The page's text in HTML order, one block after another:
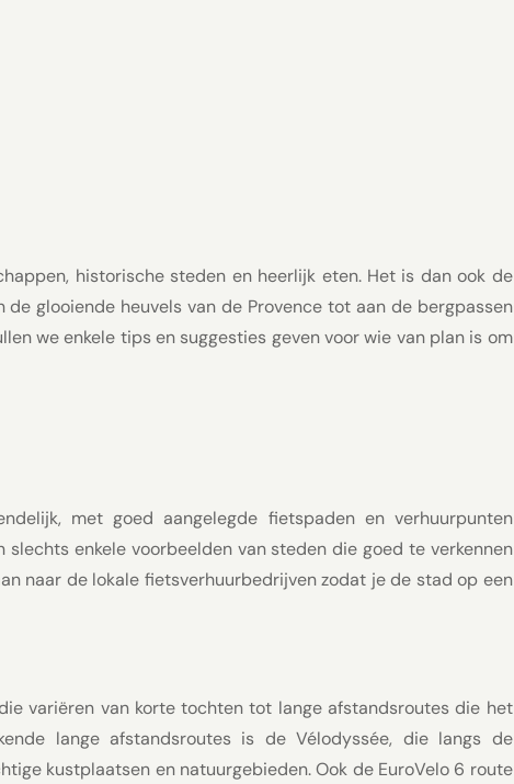
historische steden en heerlijk eten. Het is dan ook de
glooiende heuvels van de Provence tot aan de bergpassen
we enkele tips en suggesties geven voor wie van plan is om
met goed aangelegde fietspaden en verhuurpunten
slechts enkele voorbeelden van steden die goed te verkennen
naar de lokale fietsverhuurbedrijven zodat je de stad op een
variëren van korte tochten tot lange afstandsroutes die het
lange afstandsroutes is de Vélodyssée, die langs de
kustplaatsen en natuurgebieden. Ook de EuroVelo 6 route